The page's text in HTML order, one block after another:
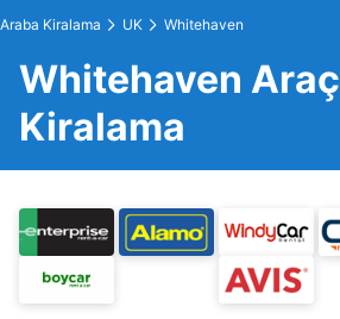
Araba Kiralama UK Whitehaven
Whitehaven Araç
Kiralama